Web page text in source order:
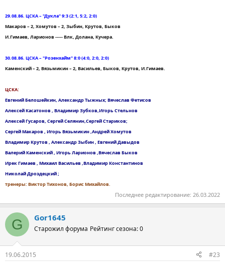
29.08.86. ЦСКА – "Дукла" 9:3 (2:1, 5:2, 2:0)
Макаров – 2, Хомутов – 2, Зыбин, Крутов, Быков
И.Гимаев, Ларионов ----- Влк, Долана, Кучера.
30.08.86. ЦСКА – "Розенхайм" 8:0 (4:0, 2:0, 2:0)
Каменский – 2, Вязьмикин – 2, Васильев, Быков, Крутов, И.Гимаев.
ЦСКА:
Евгений Белошейкин, Александр Тыжных; Вячеслав Фетисов
Алексей Касатонов , Владимир Зубков,Игорь Стельнов
Алексей Гусаров, Сергей Селянин,Сергей Стариков;
Сергей Макаров , Игорь Вязьмикин ,Андрей Хомутов
Владимир Крутов , Александр Зыбин , Евгений Давыдов
Валерий Каменский , Игорь Ларионов ,Вячеслав Быков
Ирек Гимаев , Михаил Васильев ,Владимир Константинов
Николай Дроздецкий ;
тренеры: Виктор Тихонов, Борис Михайлов.
Последнее редактирование: 26.03.2022
G Gor1645
Старожил форума Рейтинг сезона: 0
19.06.2015 #23